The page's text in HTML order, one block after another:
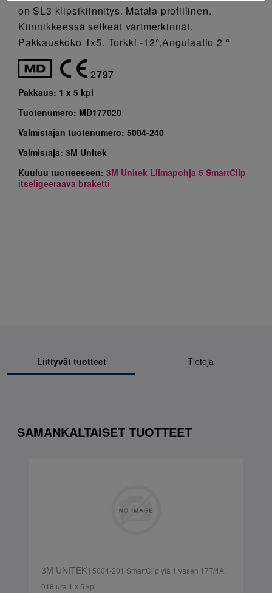
on SL3 klipsikiinnitys. Matala profiilinen.
Kiinnikkeessä selkeät värimerkinnät.
Pakkauskoko 1x5. Torkki -12°,Angulaatio 2 °
2797
Pakkaus: 1 x 5 kpl
Tuotenumero: MD177020
Valmistajan tuotenumero: 5004-240
Valmistaja: 3M Unitek
Kuuluu tuotteeseen: 3M Unitek Liimapohja 5 SmartClip
itseligeeraava braketti
Liittyvät tuotteet Tietoja
SAMANKALTAISET TUOTTEET
3M UNITEK| 5004-201 SmartClip ylä 1 vasen 17T/4A,
018 ura 1 x 5 kpl